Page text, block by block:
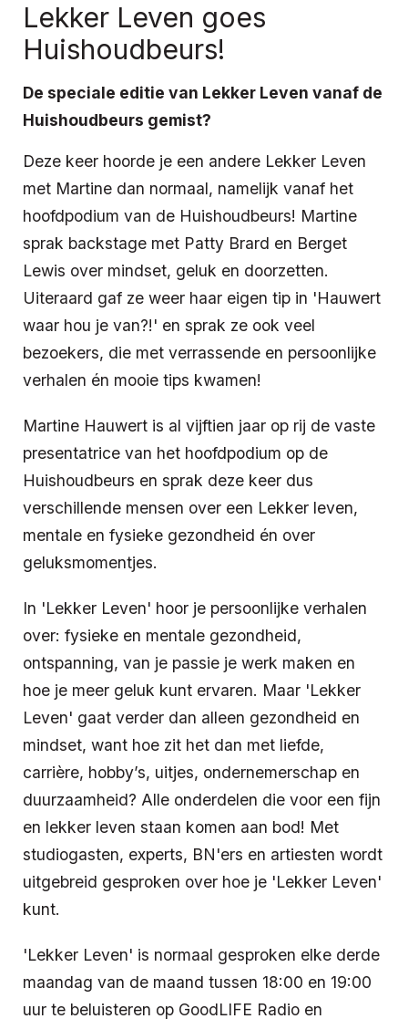
Lekker Leven goes
Huishoudbeurs!
De speciale editie van Lekker Leven vanaf de
Huishoudbeurs gemist?
Deze keer hoorde je een andere Lekker Leven
met Martine dan normaal, namelijk vanaf het
hoofdpodium van de Huishoudbeurs! Martine
sprak backstage met Patty Brard en Berget
Lewis over mindset, geluk en doorzetten.
Uiteraard gaf ze weer haar eigen tip in 'Hauwert
waar hou je van?!' en sprak ze ook veel
bezoekers, die met verrassende en persoonlijke
verhalen én mooie tips kwamen!
Martine Hauwert is al vijftien jaar op rij de vaste
presentatrice van het hoofdpodium op de
Huishoudbeurs en sprak deze keer dus
verschillende mensen over een Lekker leven,
mentale en fysieke gezondheid én over
geluksmomentjes.
In 'Lekker Leven' hoor je persoonlijke verhalen
over: fysieke en mentale gezondheid,
ontspanning, van je passie je werk maken en
hoe je meer geluk kunt ervaren. Maar 'Lekker
Leven' gaat verder dan alleen gezondheid en
mindset, want hoe zit het dan met liefde,
carrière, hobby’s, uitjes, ondernemerschap en
duurzaamheid? Alle onderdelen die voor een fijn
en lekker leven staan komen aan bod! Met
studiogasten, experts, BN'ers en artiesten wordt
uitgebreid gesproken over hoe je 'Lekker Leven'
kunt.
'Lekker Leven' is normaal gesproken elke derde
maandag van de maand tussen 18:00 en 19:00
uur te beluisteren op GoodLIFE Radio en